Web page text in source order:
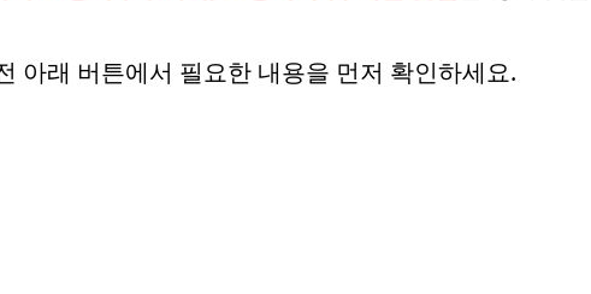
아래 버튼에서 필요한 내용을 먼저 확인하세요.